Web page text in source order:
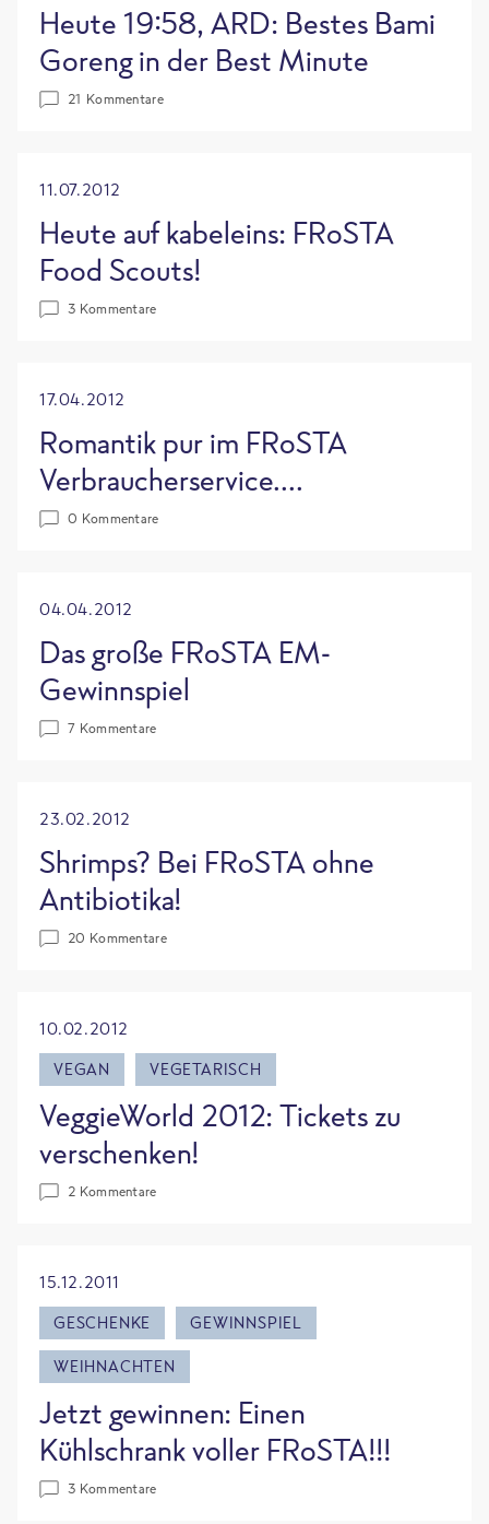
Heute 19:58, ARD: Bestes Bami
Goreng in der Best Minute
21 Kommentare
11.07.2012
Heute auf kabeleins: FRoSTA
Food Scouts!
3 Kommentare
17.04.2012
Romantik pur im FRoSTA
Verbraucherservice....
0 Kommentare
04.04.2012
Das große FRoSTA EM-
Gewinnspiel
7 Kommentare
23.02.2012
Shrimps? Bei FRoSTA ohne
Antibiotika!
20 Kommentare
10.02.2012
VEGAN
VEGETARISCH
VeggieWorld 2012: Tickets zu
verschenken!
2 Kommentare
15.12.2011
GESCHENKE
GEWINNSPIEL
WEIHNACHTEN
Jetzt gewinnen: Einen
Kühlschrank voller FRoSTA!!!
3 Kommentare